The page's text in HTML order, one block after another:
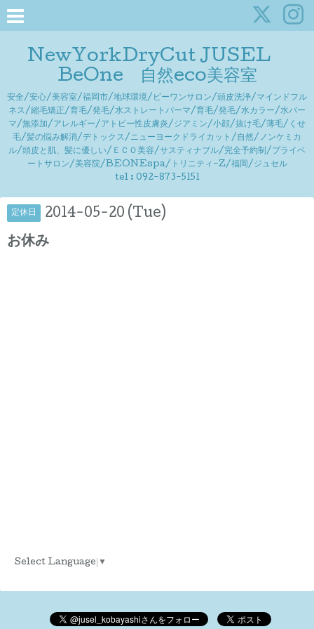
NewYorkDryCut JUSEL
BeOne 自然eco美容室
安全/安心/美容室/福岡市/地球環境/ビーワンサロン/頭皮洗浄/マインドフル
ネス/縮毛矯正/育毛/発毛/水ストレートパーマ/育毛/発毛/水カラー/水パー
マ/無添加/アレルギー/アトピー性皮膚炎/ジアミン/小顔/抜け毛/薄毛/くせ
毛/髪の悩み解消/デトックス/ニューヨークドライカット/自然/ノンケミカ
ル/頭皮と肌、髪に優しい/ＥＣＯ美容/サスティナブル/完全予約制/プライベ
ートサロン/美容院/BEONEspa/トリニティ-Z/福岡/ジュセル
tel : 092-873-5151
定休日 2014-05-20 (Tue)
お休み
Select Language ▼